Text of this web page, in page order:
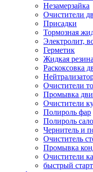
Незамерзайка
Очистители
Присадки
Тормозная
Электролит,
Герметик
Жидкая резина
Раскоксовка
Очистители
Промывка
Очистители
Полироль фар
Полироль
Чернитель и
Очиститель
Промывка
Очистители
быстрый старт